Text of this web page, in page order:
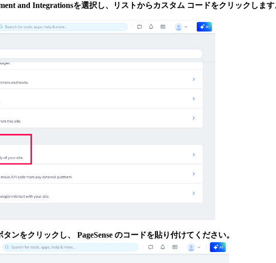
and Integrationsを選択し、 リストから カスタム コードをクリックします
タンをクリックし、 PageSense のコードを貼り付けてください。